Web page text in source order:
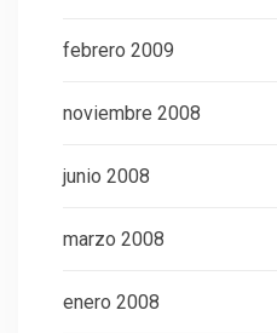
febrero 2009
noviembre 2008
junio 2008
marzo 2008
enero 2008